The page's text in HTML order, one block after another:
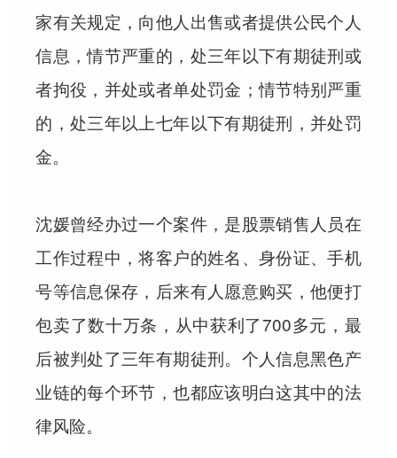
家有关规定，向他人出售或者提供公民个人
信息，情节严重的，处三年以下有期徒刑或
者拘役，并处或者单处罚金；情节特别严重
的，处三年以上七年以下有期徒刑，并处罚
金。
沈媛曾经办过一个案件，是股票销售人员在
工作过程中，将客户的姓名、身份证、手机
号等信息保存，后来有人愿意购买，他便打
包卖了数十万条，从中获利了700多元，最
后被判处了三年有期徒刑。个人信息黑色产
业链的每个环节，也都应该明白这其中的法
律风险。